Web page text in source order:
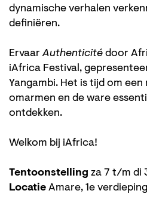
dynamische verhalen
definiëren.
ErvaarAuthenticité door
iAfrica Festival,
Yangambi. Het is tijd om
omarmen en de ware
ontdekken.
Welkom bij iAfrica!
Tentoonstelling za 7 t/m di
Locatie Amare, 1e verdieping